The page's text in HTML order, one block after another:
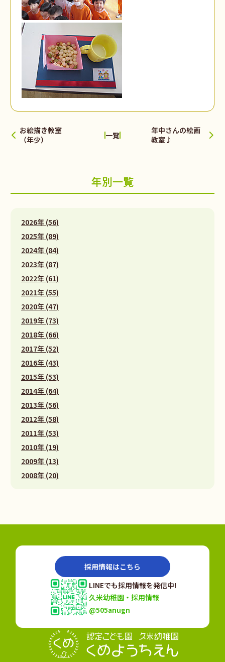
お絵描き教室
（年少）
一覧
年中さんの絵画
教室♪
年別一覧
2026年 (56)
2025年 (89)
2024年 (84)
2023年 (87)
2022年 (61)
2021年 (55)
2020年 (47)
2019年 (73)
2018年 (66)
2017年 (52)
2016年 (43)
2015年 (53)
2014年 (64)
2013年 (56)
2012年 (58)
2011年 (53)
2010年 (19)
2009年 (13)
2008年 (20)
採用情報はこちら
LINEでも採用情報を発信中!
久米幼稚園・採用情報
@505anugn